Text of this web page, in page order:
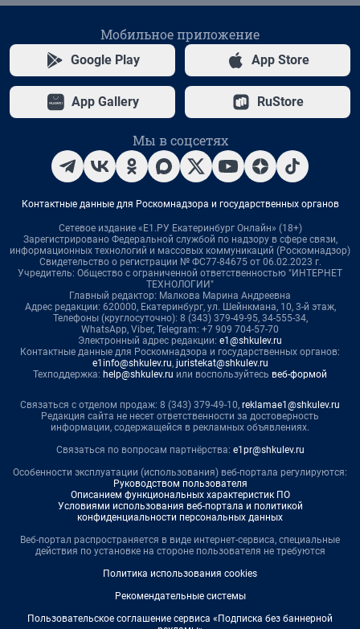
Мобильное приложение
Google Play App Store
App Gallery RuStore
Мы в соцсетях
Контактные данные для Роскомнадзора и государственных органов
Сетевое издание «Е1.РУ Екатеринбург Онлайн» (18+)
Зарегистрировано Федеральной службой по надзору в сфере связи,
информационных технологий и массовых коммуникаций (Роскомнадзор)
Свидетельство о регистрации № ФС77-84675 от 06.02.2023 г.
Учредитель: Общество с ограниченной ответственностью "ИНТЕРНЕТ
ТЕХНОЛОГИИ"
Главный редактор: Малкова Марина Андреевна
Адрес редакции: 620000, Екатеринбург, ул. Шейнкмана, 10, 3-й этаж,
Телефоны (круглосуточно): 8 (343) 379-49-95, 34-555-34,
WhatsApp, Viber, Telegram: +7 909 704-57-70
Электронный адрес редакции: e1@shkulev.ru
Контактные данные для Роскомнадзора и государственных органов:
e1info@shkulev.ru, juristekat@shkulev.ru
Техподдержка: help@shkulev.ru или воспользуйтесь веб-формой
Связаться с отделом продаж: 8 (343) 379-49-10, reklamae1@shkulev.ru
Редакция сайта не несет ответственности за достоверность
информации, содержащейся в рекламных объявлениях.
Связаться по вопросам партнёрства: e1pr@shkulev.ru
Особенности эксплуатации (использования) веб-портала регулируются:
Руководством пользователя
Описанием функциональных характеристик ПО
Условиями использования веб-портала и политикой
конфиденциальности персональных данных
Веб-портал распространяется в виде интернет-сервиса, специальные
действия по установке на стороне пользователя не требуются
Политика использования cookies
Рекомендательные системы
Пользовательское соглашение сервиса «Подписка без баннерной